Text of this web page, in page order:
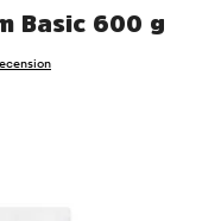
Basic 600 g